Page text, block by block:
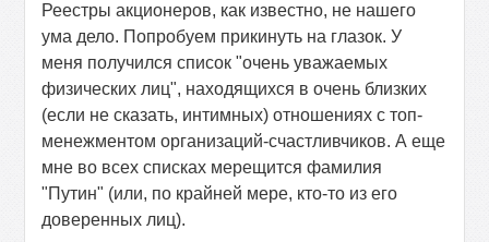
Реестры акционеров, как известно, не нашего
ума дело. Попробуем прикинуть на глазок. У
меня получился список "очень уважаемых
физических лиц", находящихся в очень близких
(если не сказать, интимных) отношениях с топ-
менежментом организаций-счастливчиков. А еще
мне во всех списках мерещится фамилия
"Путин" (или, по крайней мере, кто-то из его
доверенных лиц).